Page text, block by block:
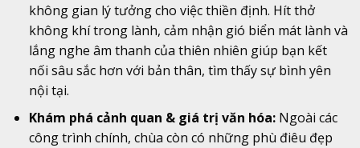
không gian lý tưởng cho việc thiền định. Hít thở
không khí trong lành, cảm nhận gió biển mát lành và
lắng nghe âm thanh của thiên nhiên giúp bạn kết
nối sâu sắc hơn với bản thân, tìm thấy sự bình yên
nội tại.
Khám phá cảnh quan & giá trị văn hóa:Ngoài các
công trình chính, chùa còn có những phù điêu đẹp